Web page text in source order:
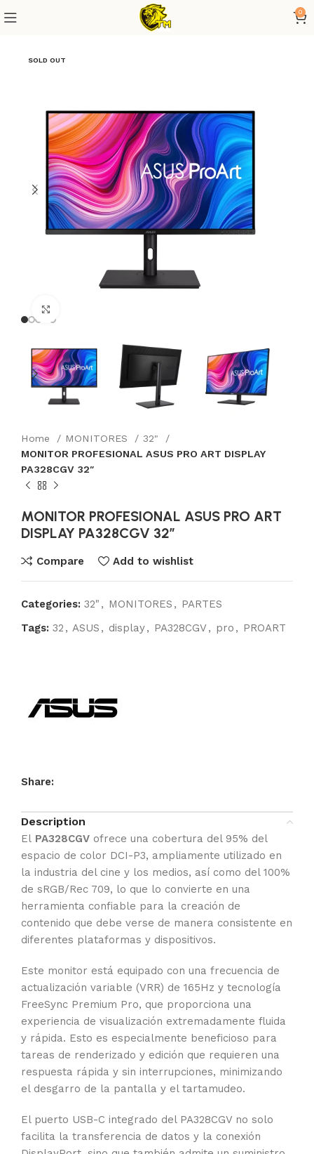
0
SOLD OUT
Home MONITORES
32"
MONITOR PROFESIONAL ASUS PRO ART DISPLAY
PA328CGV 32″
MONITOR PROFESIONAL ASUS PRO ART
DISPLAY PA328CGV 32″
Compare Add to wishlist
Categories: 32" , MONITORES , PARTES
Tags: 32 , ASUS , display, PA328CGV , pro , PROART
Share:
Description
El PA328CGV ofrece una cobertura del 95% del
espacio de color DCI-P3, ampliamente utilizado en
la industria del cine y los medios, así como del 100%
de sRGB/Rec 709, lo que lo convierte en una
herramienta confiable para la creación de
contenido que debe verse de manera consistente en
diferentes plataformas y dispositivos.
Este monitor está equipado con una frecuencia de
actualización variable (VRR) de 165Hz y tecnología
FreeSync Premium Pro, que proporciona una
experiencia de visualización extremadamente fluida
y rápida. Esto es especialmente beneficioso para
tareas de renderizado y edición que requieren una
respuesta rápida y sin interrupciones, minimizando
el desgarro de la pantalla y el tartamudeo.
El puerto USB-C integrado del PA328CGV no solo
facilita la transferencia de datos y la conexión